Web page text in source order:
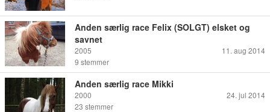
Anden særlig race Felix (SOLGT) elsket og
savnet
2005
11. aug 2014
9 stemmer
Anden særlig race Mikki
2000
24. jul 2014
23 stemmer